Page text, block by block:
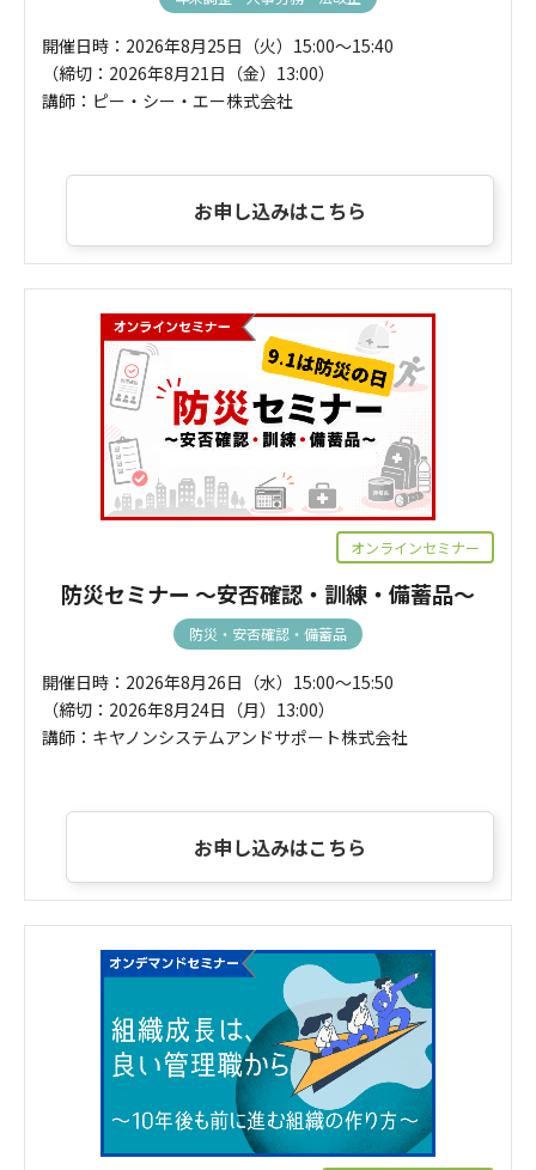
開催日時：2026年8月25日（火）15:00～15:40
（締切：2026年8月21日（金）13:00）
講師：ピー・シー・エー株式会社
お申し込みはこちら
オンラインセミナー
防災セミナー ～安否確認・訓練・備蓄品～
防災・安否確認・備蓄品
開催日時：2026年8月26日（水）15:00～15:50
（締切：2026年8月24日（月）13:00）
講師：キヤノンシステムアンドサポート株式会社
お申し込みはこちら